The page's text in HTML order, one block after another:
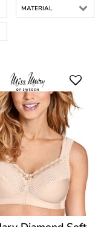
MATERIAL